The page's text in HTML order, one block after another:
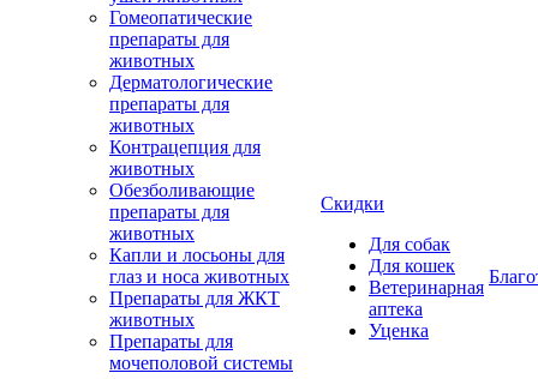
Гомеопатические
препараты для
животных
Дерматологические
препараты для
животных
Контрацепция для
животных
Обезболивающие
препараты для
животных
Капли и лосьоны для
глаз и носа животных
Препараты для ЖКТ
животных
Препараты для
мочеполовой системы
Скидки
Для собак
Для кошек
Ветеринарная
аптека
Уценка